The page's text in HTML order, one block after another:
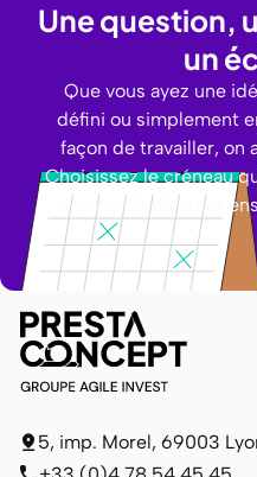
Une question,
un
Que vous ayez une
défini ou simplement
façon de travailler, on
Choisissez le créneau
temps de discuter
5, imp. Morel, 69003